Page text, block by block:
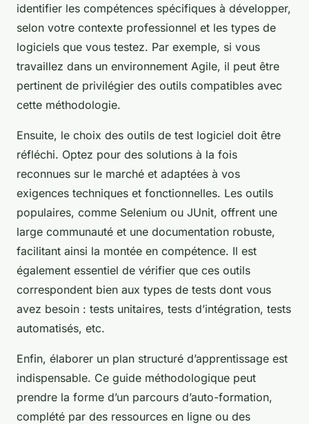
identifier les compétences spécifiques à développer,
selon votre contexte professionnel et les types de
logiciels que vous testez. Par exemple, si vous
travaillez dans un environnement Agile, il peut être
pertinent de privilégier des outils compatibles avec
cette méthodologie.
Ensuite, le choix des outils de test logiciel doit être
réfléchi. Optez pour des solutions à la fois
reconnues sur le marché et adaptées à vos
exigences techniques et fonctionnelles. Les outils
populaires, comme Selenium ou JUnit, offrent une
large communauté et une documentation robuste,
facilitant ainsi la montée en compétence. Il est
également essentiel de vérifier que ces outils
correspondent bien aux types de tests dont vous
avez besoin : tests unitaires, tests d’intégration, tests
automatisés, etc.
Enfin, élaborer un plan structuré d’apprentissage est
indispensable. Ce guide méthodologique peut
prendre la forme d’un parcours d’auto-formation,
complété par des ressources en ligne ou des